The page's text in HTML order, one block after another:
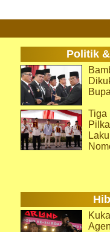
Politik
Tiga